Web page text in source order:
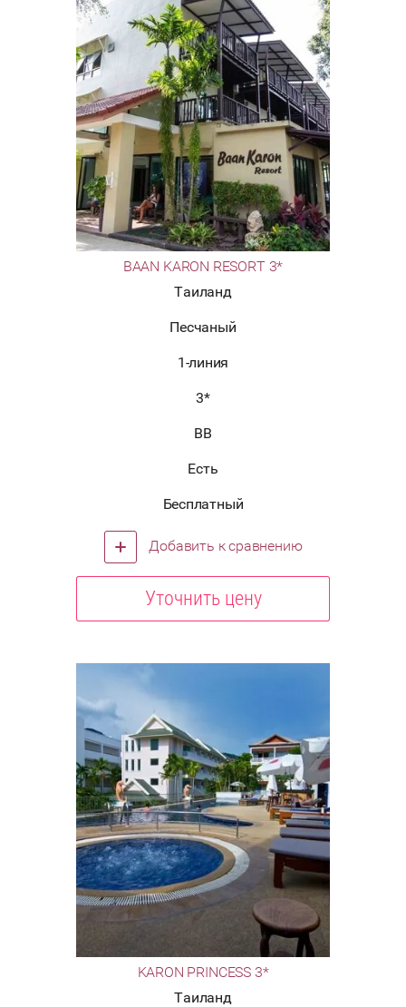
BAAN KARON RESORT 3*
Таиланд
Песчаный
1-линия
3*
BB
Есть
Бесплатный
Добавить к сравнению
Уточнить цену
KARON PRINCESS 3*
Таиланд